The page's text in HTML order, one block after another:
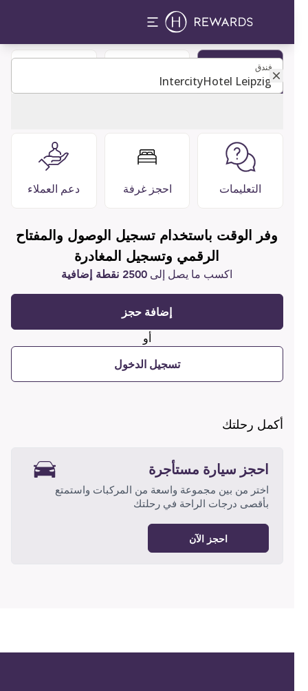
فندقفندق
التعليمات احجز غرفة دعم العملاء
وفر الوقت باستخدام تسجيل الوصول والمفتاح
الرقمي وتسجيل المغادرة
اكسب ما يصل إلى2500 نقطة إضافية
إضافة حجز
تسجيل الدخول
أكمل رحلتك
احجز سيارة مستأجرة
اختر من بين مجموعة واسعة من المركبات واستمتع
بأقصى درجات الراحة في رحلتك
احجز الآن